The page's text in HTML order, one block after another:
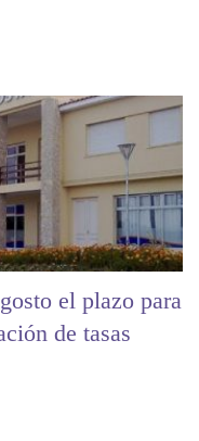
el plazo para
de tasas